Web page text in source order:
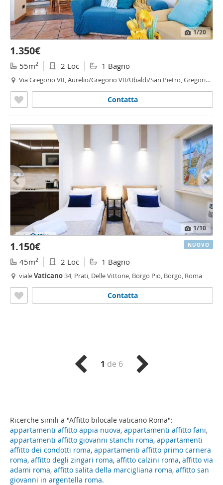
Ricerche simili a "Affitto bilocale vaticano Roma":
appartamenti affitto appia nuova, appartamenti affitto fani,
appartamenti affitto giovanni stanchi roma, appartamenti
affitto dei condotti roma, appartamenti affitto primo carnera
roma, affitto degli zingari roma, affitto calzini roma, affitto via
adami roma, affitto salita della marcigliana roma, affitto san
giovanni in argentella roma.
1/20
1.350€
55m2 2 Loc 1 Bagno
Via Gregorio VII, Aurelio/Gregorio VII/Ubaldi/San Pietro, Gregorio
Contatta
1/10
1.150€
45m2 2 Loc 1 Bagno
vialeVaticano34, Prati, Delle Vittorie, Borgo Pio, Borgo, Roma
Contatta
NUOVO
1 de 6